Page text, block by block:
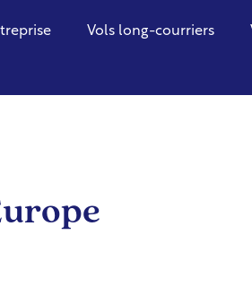
Vols long-courriers